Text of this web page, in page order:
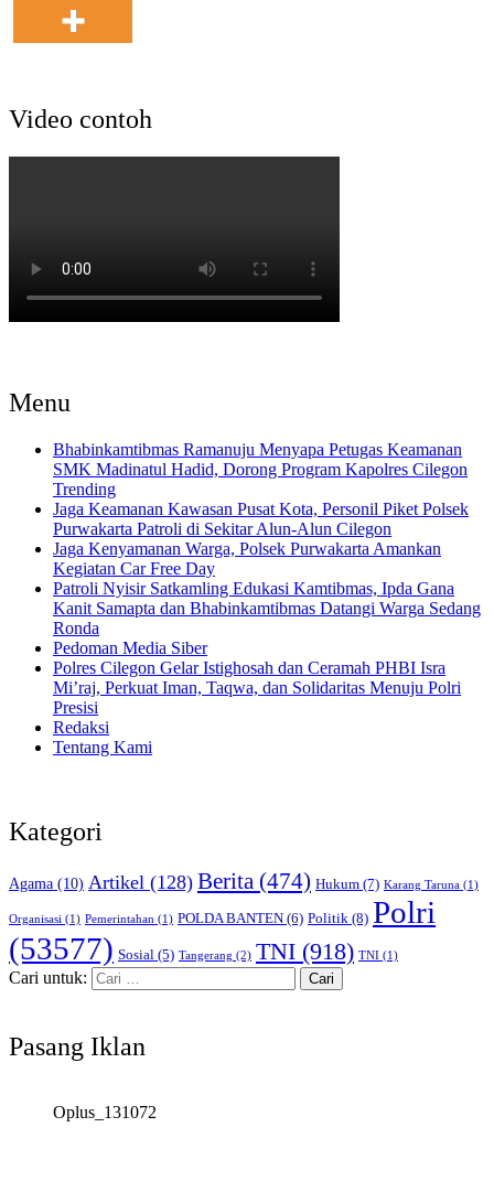
Video contoh
Menu
Bhabinkamtibmas Ramanuju Menyapa Petugas Keamanan
SMK Madinatul Hadid, Dorong Program Kapolres Cilegon
Trending
Jaga Keamanan Kawasan Pusat Kota, Personil Piket Polsek
Purwakarta Patroli di Sekitar Alun-Alun Cilegon
Jaga Kenyamanan Warga, Polsek Purwakarta Amankan
Kegiatan Car Free Day
Patroli Nyisir Satkamling Edukasi Kamtibmas, Ipda Gana
Kanit Samapta dan Bhabinkamtibmas Datangi Warga Sedang
Ronda
Pedoman Media Siber
Polres Cilegon Gelar Istighosah dan Ceramah PHBI Isra
Mi’raj, Perkuat Iman, Taqwa, dan Solidaritas Menuju Polri
Presisi
Redaksi
Tentang Kami
Kategori
Agama (10) Artikel (128) Berita (474) Hukum (7) Karang Taruna (1)
Organisasi (1) Pemerintahan (1) POLDA BANTEN (6) Politik (8) Polri
(53577) Sosial (5) Tangerang (2) TNI (918) TNI (1)
Cari untuk:
Pasang Iklan
Oplus_131072